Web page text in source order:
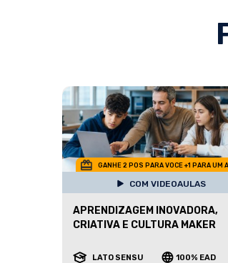
GANHE 2 POS PARA VOCE +1 PARA UM
COM VIDEOAULAS
APRENDIZAGEM INOVADORA,
CRIATIVA E CULTURA MAKER
LATO SENSU 100% EAD